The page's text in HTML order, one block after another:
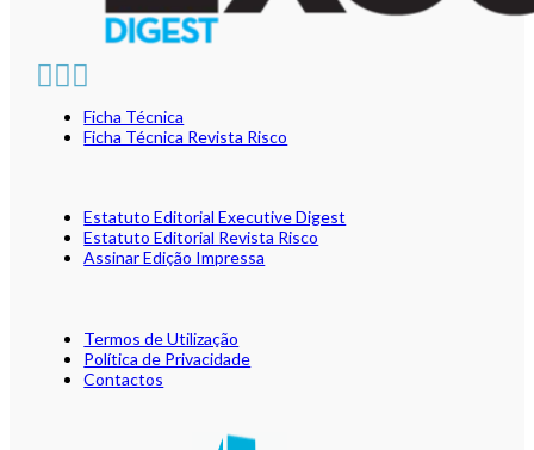
Ficha Técnica
Ficha Técnica Revista Risco
Estatuto Editorial Executive Digest
Estatuto Editorial Revista Risco
Assinar Edição Impressa
Termos de Utilização
Política de Privacidade
Contactos